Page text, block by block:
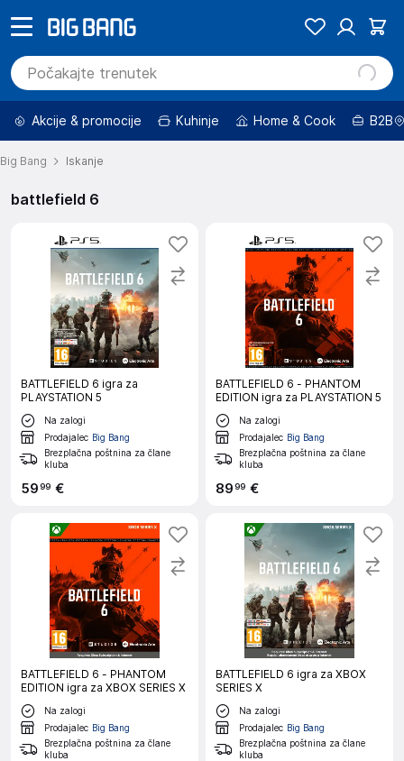
Akcije & promocije Kuhinje Home & Cook B2B
Big Bang Iskanje
battlefield 6
BATTLEFIELD 6 igra za
PLAYSTATION 5
Na zalogi
Prodajalec Big Bang
Brezplačna poštnina za člane
kluba
5999 €
BATTLEFIELD 6 - PHANTOM
EDITION igra za PLAYSTATION 5
Na zalogi
Prodajalec Big Bang
Brezplačna poštnina za člane
kluba
8999 €
BATTLEFIELD 6 - PHANTOM
EDITION igra za XBOX SERIES X
Na zalogi
Prodajalec Big Bang
Brezplačna poštnina za člane
kluba
BATTLEFIELD 6 igra za XBOX
SERIES X
Na zalogi
Prodajalec Big Bang
Brezplačna poštnina za člane
kluba